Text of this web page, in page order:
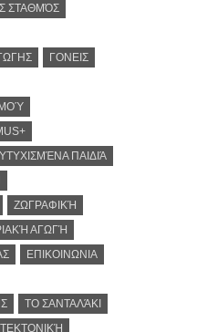
ΣΤΑΘΜΌΣ
ΓΟΝΕΙΣ
ΠΑΙΔΙΆ
ΖΩΓΡΑΦΙΚΉ
ΑΓΩΓΉ
ΕΠΙΚΟΙΝΩΝΙΑ
ΤΟ ΣΑΝΤΑΛΆΚΙ